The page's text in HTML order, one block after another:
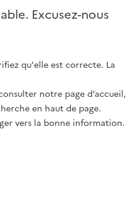
Excusez-nous
qu'elle est correcte. La
notre page d’accueil,
en haut de page.
vers la bonne information.